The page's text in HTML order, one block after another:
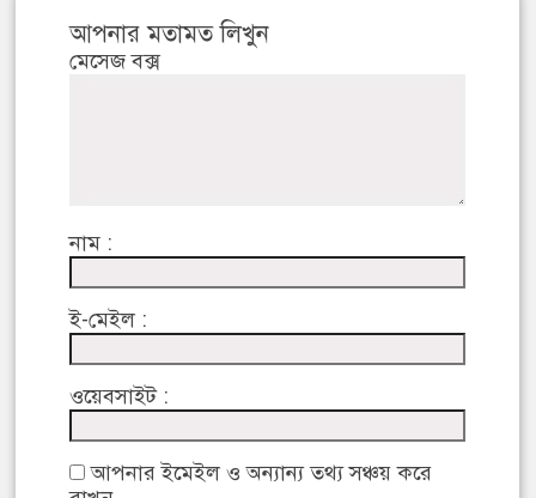
আপনার মতামত লিখুন
মেসেজ বক্স
নাম :
ই-মেইল :
ওয়েবসাইট :
আপনার ইমেইল ও অন্যান্য তথ্য সঞ্চয় করে